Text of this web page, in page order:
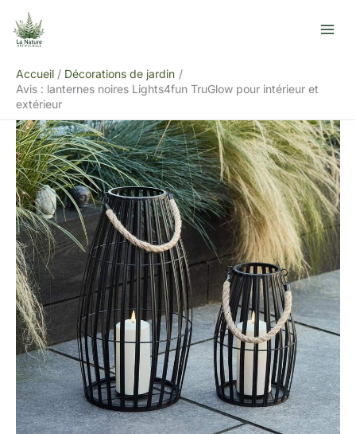
contenu
Accueil
Décorations de jardin
Avis : lanternes noires Lights4fun TruGlow pour intérieur et
extérieur
e
h
e
r
c
h
e
r